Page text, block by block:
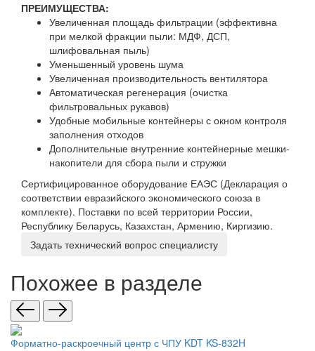
ПРЕИМУЩЕСТВА:
Увеличенная площадь фильтрации (эффективна
при мелкой фракции пыли: МДФ, ДСП,
шлифовальная пыль)
Уменьшенный уровень шума
Увеличенная производительность вентилятора
Автоматическая регенерация (очистка
фильтровальных рукавов)
Удобные мобильные контейнеры с окном контроля
заполнения отходов
Дополнительные внутренние контейнерные мешки-
накопители для сбора пыли и стружки
Сертифицированное оборудование ЕАЭС (Декларация о
соответствии евразийского экономического союза в
комплекте). Поставки по всей территории России,
Республику Беларусь, Казахстан, Армению, Киргизию.
Задать технический вопрос специалисту
Похожее в разделе
Форматно-раскроечный центр с ЧПУ KDT KS-832H